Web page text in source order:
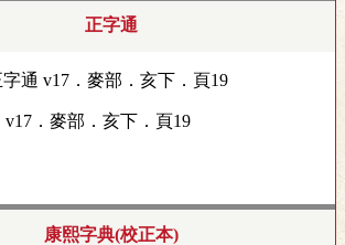
正字通
v17．麥部．亥下．頁19
康熙字典(校正本)